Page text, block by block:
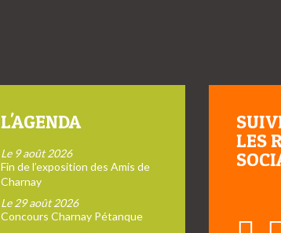
L'AGENDA
Le 9 août 2026
Fin de l’exposition des Amis de
Charnay
Le 29 août 2026
Concours Charnay Pétanque
LES